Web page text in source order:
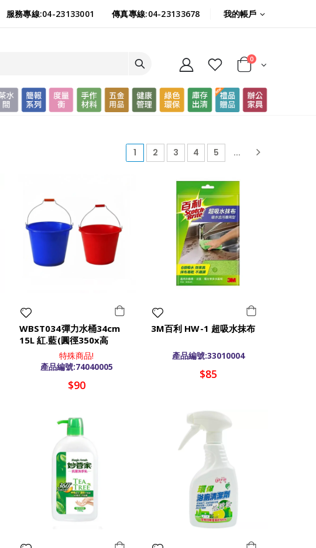
服務專線:04-23133001 傳真專線:04-23133678 我的帳戶
0
1 (current)
2 3 4 5 ...
WBST034彈力水桶34cm
15L 紅.藍(圓徑350x高
特殊商品!
產品編號:74040005
$90
3M百利 HW-1 超吸水抹布
產品編號:33010004
$85